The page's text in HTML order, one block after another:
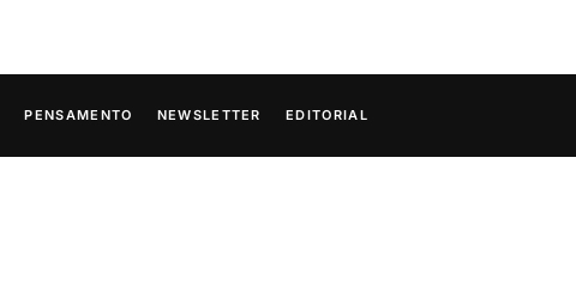
PENSAMENTO NEWSLETTER EDITORIAL